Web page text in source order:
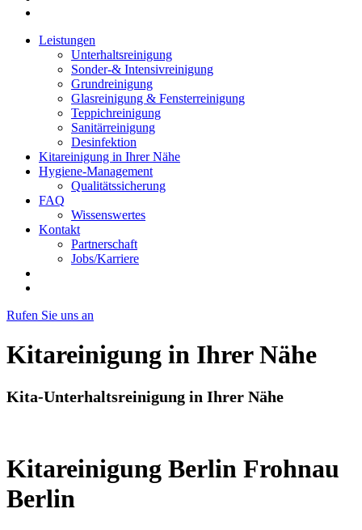
Leistungen
Unterhaltsreinigung
Sonder-& Intensivreinigung
Grundreinigung
Glasreinigung & Fensterreinigung
Teppichreinigung
Sanitärreinigung
Desinfektion
Kitareinigung in Ihrer Nähe
Hygiene-Management
Qualitätssicherung
FAQ
Wissenswertes
Kontakt
Partnerschaft
Jobs/Karriere
Rufen Sie uns an
Kitareinigung in Ihrer Nähe
Kita-Unterhaltsreinigung in Ihrer Nähe
Kitareinigung Berlin Frohnau
Berlin